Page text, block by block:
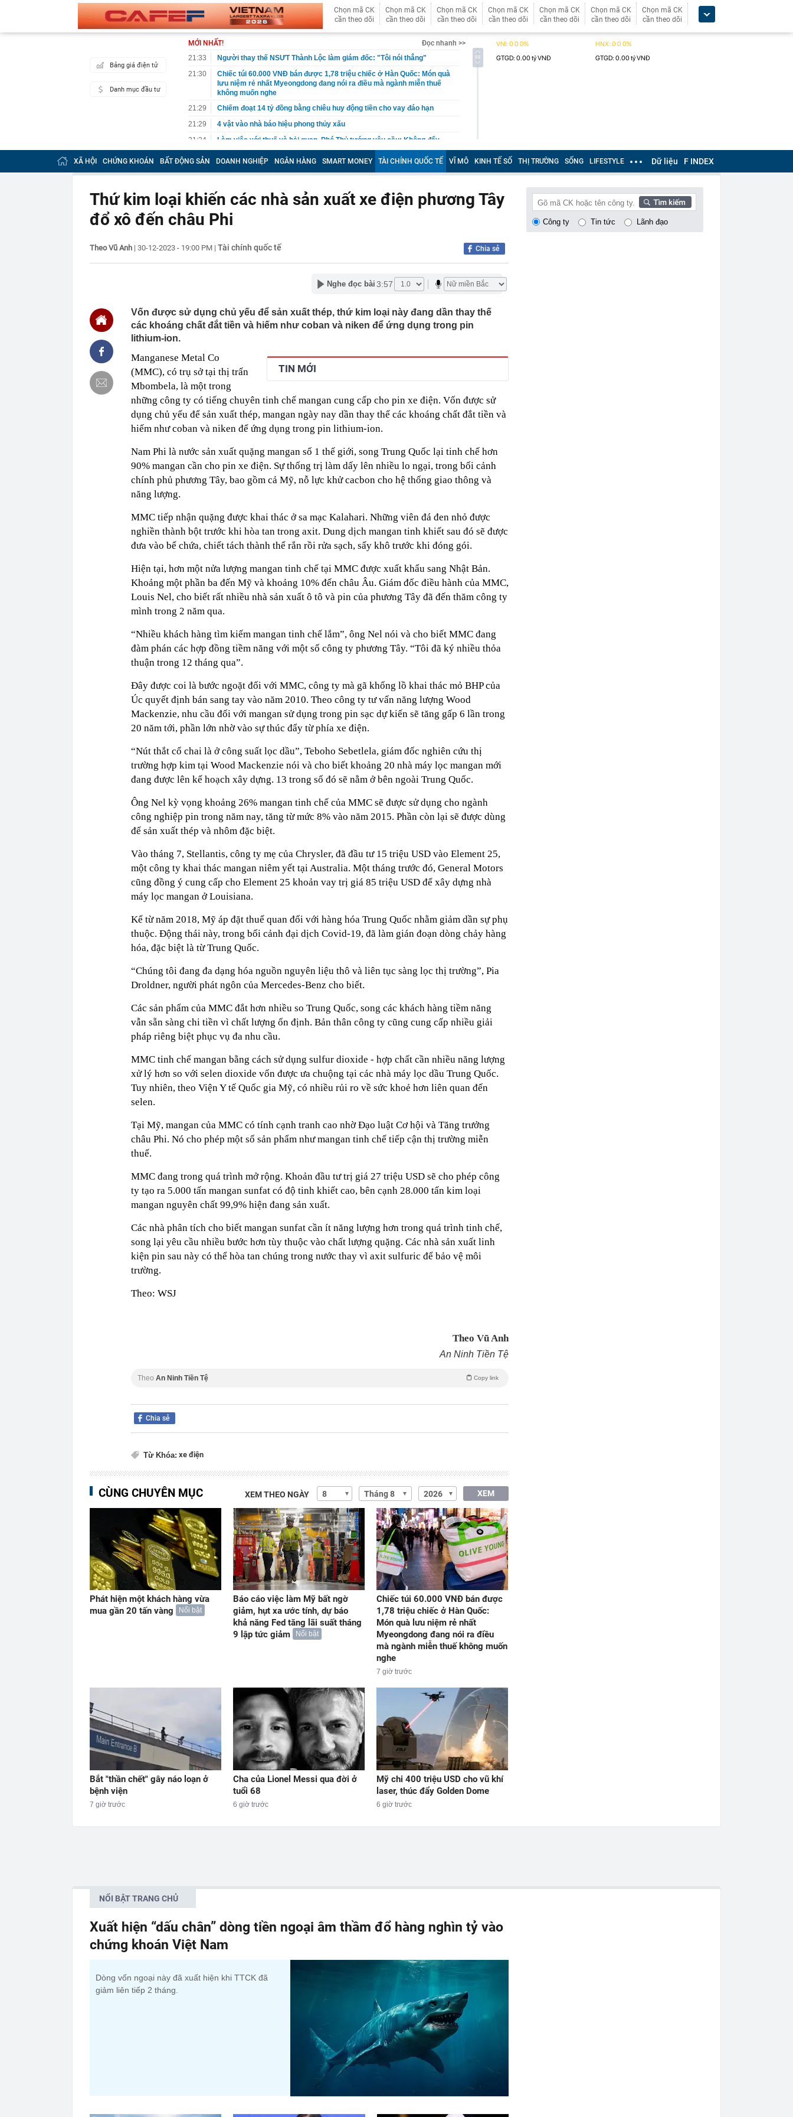
Chọn mã CK
cần theo dõi
Chọn mã CK
cần theo dõi
Chọn mã CK
cần theo dõi
Chọn mã CK
cần theo dõi
Chọn mã CK
cần theo dõi
Chọn mã CK
cần theo dõi
Chọn mã CK
cần theo dõi
Bảng giá điện tử
Danh mục đầu tư
MỚI NHẤT!
Đọc nhanh >>
21:33
Người thay thế NSƯT Thành Lộc làm giám đốc: "Tôi nói thẳng"
21:30
Chiếc túi 60.000 VNĐ bán được 1,78 triệu chiếc ở Hàn Quốc: Món quà
lưu niệm rẻ nhất Myeongdong đang nói ra điều mà ngành miễn thuế
không muốn nghe
21:29
Chiếm đoạt 14 tỷ đồng bằng chiêu huy động tiền cho vay đáo hạn
21:29
4 vật vào nhà báo hiệu phong thủy xấu
21:24
Làm việc với thuế và hải quan, Phó Thủ tướng yêu cầu: Không đẩy
doanh nghiệp ‘đi vòng’
21:23
Bắt tạm giam nhân viên quán bar Nguyễn Thanh Thiện SN 2004 và 2
nữ đồng nghiệp
Rốt ráo 'thúc' phá sản Dự án Khu công nghiệp Mỹ Trung
21:17
Quang Hải thiết lập siêu kỷ lục, xứng danh huyền thoại bóng đá Việt
Nam
Sứa lửa 'tấn công' người tắm biển Nha Trang
20:59
Nữ diễn viên quê Nam Định khiến Việt kiều Mỹ đổ gục sau bữa ốc
chuối đậu, hỏi cưới luôn
20:50
Lời khuyên cho những người thường xuyên bật điều hoà cả ngày
20:46
Thị trường ngân hàng bán lẻ: HSBC rút khỏi 2 thị trường bán lẻ tại Úc
và Ai Cập, Standard Chartered chuyển nhượng danh mục cho vay tại
Singapore cho Trust Bank
20:46
Sao nam bí ẩn nhất showbiz: Sở hữu tài sản nghìn tỷ nhưng sống như
"người vô hình", đạo diễn phải năn nỉ mới chịu đóng phim
Hơn 120 cán bộ, chiến sĩ đồng loạt ra quân lúc rạng sáng, kiểm tra 155
20:42
Thanh tra Chính phủ chuyển Bộ Công an thông tin 7 cá nhân bán vàng
không rõ nguồn gốc, giao dịch hơn 2.000 tỷ đồng, 6 doanh nghiệp kê
khai sai thuế
XÃ HỘI CHỨNG KHOÁN BẤT ĐỘNG SẢN DOANH NGHIỆP NGÂN HÀNG SMART MONEY TÀI CHÍNH QUỐC TẾ VĨ MÔ KINH TẾ SỐ THỊ TRƯỜNG SỐNG LIFESTYLE Dữ liệu F INDEX
Thứ kim loại khiến các nhà sản xuất xe điện phương Tây
đổ xô đến châu Phi
Theo Vũ Anh | 30-12-2023 - 19:00 PM | Tài chính quốc tế Chia sẻ
Nghe đọc bài 3:57
Vốn được sử dụng chủ yếu để sản xuất thép, thứ kim loại này đang dần thay thế
các khoáng chất đắt tiền và hiếm như coban và niken để ứng dụng trong pin
lithium-ion.
TIN MỚI
Manganese Metal Co
(MMC), có trụ sở tại thị trấn
Mbombela, là một trong
những công ty có tiếng chuyên tinh chế mangan cung cấp cho pin xe điện. Vốn được sử
dụng chủ yếu để sản xuất thép, mangan ngày nay dần thay thế các khoáng chất đắt tiền và
hiếm như coban và niken để ứng dụng trong pin lithium-ion.
Nam Phi là nước sản xuất quặng mangan số 1 thế giới, song Trung Quốc lại tinh chế hơn
90% mangan cần cho pin xe điện. Sự thống trị làm dấy lên nhiều lo ngại, trong bối cảnh
chính phủ phương Tây, bao gồm cả Mỹ, nỗ lực khử cacbon cho hệ thống giao thông và
năng lượng.
MMC tiếp nhận quặng được khai thác ở sa mạc Kalahari. Những viên đá đen nhỏ được
nghiền thành bột trước khi hòa tan trong axit. Dung dịch mangan tinh khiết sau đó sẽ được
đưa vào bể chứa, chiết tách thành thể rắn rồi rửa sạch, sấy khô trước khi đóng gói.
Hiện tại, hơn một nửa lượng mangan tinh chế tại MMC được xuất khẩu sang Nhật Bản.
Khoảng một phần ba đến Mỹ và khoảng 10% đến châu Âu. Giám đốc điều hành của MMC,
Louis Nel, cho biết rất nhiều nhà sản xuất ô tô và pin của phương Tây đã đến thăm công ty
mình trong 2 năm qua.
“Nhiều khách hàng tìm kiếm mangan tinh chế lắm”, ông Nel nói và cho biết MMC đang
đàm phán các hợp đồng tiềm năng với một số công ty phương Tây. “Tôi đã ký nhiều thỏa
thuận trong 12 tháng qua”.
Đây được coi là bước ngoặt đối với MMC, công ty mà gã khổng lồ khai thác mỏ BHP của
Úc quyết định bán sang tay vào năm 2010. Theo công ty tư vấn năng lượng Wood
Mackenzie, nhu cầu đối với mangan sử dụng trong pin sạc dự kiến sẽ tăng gấp 6 lần trong
20 năm tới, phần lớn nhờ vào sự thúc đẩy từ phía xe điện.
“Nút thắt cổ chai là ở công suất lọc dầu”, Teboho Sebetlela, giám đốc nghiên cứu thị
trường hợp kim tại Wood Mackenzie nói và cho biết khoảng 20 nhà máy lọc mangan mới
đang được lên kế hoạch xây dựng. 13 trong số đó sẽ nằm ở bên ngoài Trung Quốc.
Ông Nel kỳ vọng khoảng 26% mangan tinh chế của MMC sẽ được sử dụng cho ngành
công nghiệp pin trong năm nay, tăng từ mức 8% vào năm 2015. Phần còn lại sẽ được dùng
để sản xuất thép và nhôm đặc biệt.
Vào tháng 7, Stellantis, công ty mẹ của Chrysler, đã đầu tư 15 triệu USD vào Element 25,
một công ty khai thác mangan niêm yết tại Australia. Một tháng trước đó, General Motors
cũng đồng ý cung cấp cho Element 25 khoản vay trị giá 85 triệu USD để xây dựng nhà
máy lọc mangan ở Louisiana.
Kể từ năm 2018, Mỹ áp đặt thuế quan đối với hàng hóa Trung Quốc nhằm giảm dần sự phụ
thuộc. Động thái này, trong bối cảnh đại dịch Covid-19, đã làm gián đoạn dòng chảy hàng
hóa, đặc biệt là từ Trung Quốc.
“Chúng tôi đang đa dạng hóa nguồn nguyên liệu thô và liên tục sàng lọc thị trường”, Pia
Droldner, người phát ngôn của Mercedes-Benz cho biết.
Các sản phẩm của MMC đắt hơn nhiều so Trung Quốc, song các khách hàng tiềm năng
vẫn sẵn sàng chi tiền vì chất lượng ổn định. Bản thân công ty cũng cung cấp nhiều giải
pháp riêng biệt phục vụ đa nhu cầu.
MMC tinh chế mangan bằng cách sử dụng sulfur dioxide - hợp chất cần nhiều năng lượng
xử lý hơn so với selen dioxide vốn được ưa chuộng tại các nhà máy lọc dầu Trung Quốc.
Tuy nhiên, theo Viện Y tế Quốc gia Mỹ, có nhiều rủi ro về sức khoẻ hơn liên quan đến
selen.
Tại Mỹ, mangan của MMC có tính cạnh tranh cao nhờ Đạo luật Cơ hội và Tăng trưởng
châu Phi. Nó cho phép một số sản phẩm như mangan tinh chế tiếp cận thị trường miễn
thuế.
MMC đang trong quá trình mở rộng. Khoản đầu tư trị giá 27 triệu USD sẽ cho phép công
ty tạo ra 5.000 tấn mangan sunfat có độ tinh khiết cao, bên cạnh 28.000 tấn kim loại
mangan nguyên chất 99,9% hiện đang sản xuất.
Các nhà phân tích cho biết mangan sunfat cần ít năng lượng hơn trong quá trình tinh chế,
song lại yêu cầu nhiều bước hơn tùy thuộc vào chất lượng quặng. Các nhà sản xuất linh
kiện pin sau này có thể hòa tan chúng trong nước thay vì axit sulfuric để bảo vệ môi
trường.
Theo: WSJ
Theo Vũ Anh
An Ninh Tiền Tệ
Theo An Ninh Tiền Tệ Copy link
Chia sẻ
Từ Khóa: xe điện
CÙNG CHUYÊN MỤC XEM THEO NGÀY XEM
Phát hiện một khách hàng vừa
mua gần 20 tấn vàng
Nổi bật
Báo cáo việc làm Mỹ bất ngờ
giảm, hụt xa ước tính, dự báo
khả năng Fed tăng lãi suất tháng
9 lập tức giảm
Nổi bật
Chiếc túi 60.000 VNĐ bán được
1,78 triệu chiếc ở Hàn Quốc:
Món quà lưu niệm rẻ nhất
Myeongdong đang nói ra điều
mà ngành miễn thuế không muốn
nghe
7 giờ trước
Bắt "thần chết" gây náo loạn ở
bệnh viện
7 giờ trước
Cha của Lionel Messi qua đời ở
tuổi 68
6 giờ trước
Mỹ chi 400 triệu USD cho vũ khí
laser, thúc đẩy Golden Dome
6 giờ trước
Công ty Tin tức Lãnh đạo
NỔI BẬT TRANG CHỦ
Xuất hiện “dấu chân” dòng tiền ngoại âm thầm đổ hàng nghìn tỷ vào
chứng khoán Việt Nam
Dòng vốn ngoại này đã xuất hiện khi TTCK đã
giảm liên tiếp 2 tháng.